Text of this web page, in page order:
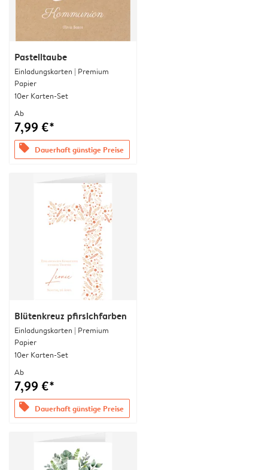
Pastelltaube
Einladungskarten | Premium
Papier
10er Karten-Set
Ab
7,99 €*
offers Dauerhaft günstige Preise
Blütenkreuz pfirsichfarben
Einladungskarten | Premium
Papier
10er Karten-Set
Ab
7,99 €*
offers Dauerhaft günstige Preise